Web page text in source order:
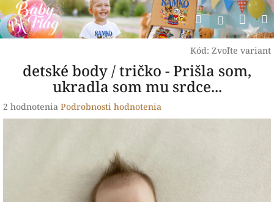
Prejsť
na
obsah
Hľadať
Kód: Zvoľte variant
detské body / tričko - Prišla som,
ukradla som mu srdce...
Priemerné
hodnotenie
2 hodnotenia Podrobnosti hodnotenia